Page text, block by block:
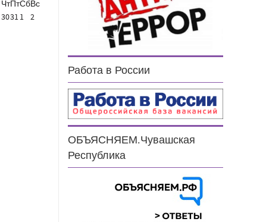
ЧтПтСбВс
30311 2
Работа в России
ОБЪЯСНЯЕМ.Чувашская
Республика